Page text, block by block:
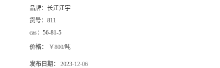
品牌： 长江江宇
货号： 811
cas： 56-81-5
价格： ￥800/吨
发布日期： 2023-12-06